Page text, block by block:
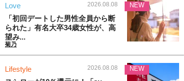
Love 2026.08.08
「初回デートした男性全員から断
られた」有名大卒34歳女性が、高
望み...
菊乃
NEW
Lifestyle 2026.08.08 NEW